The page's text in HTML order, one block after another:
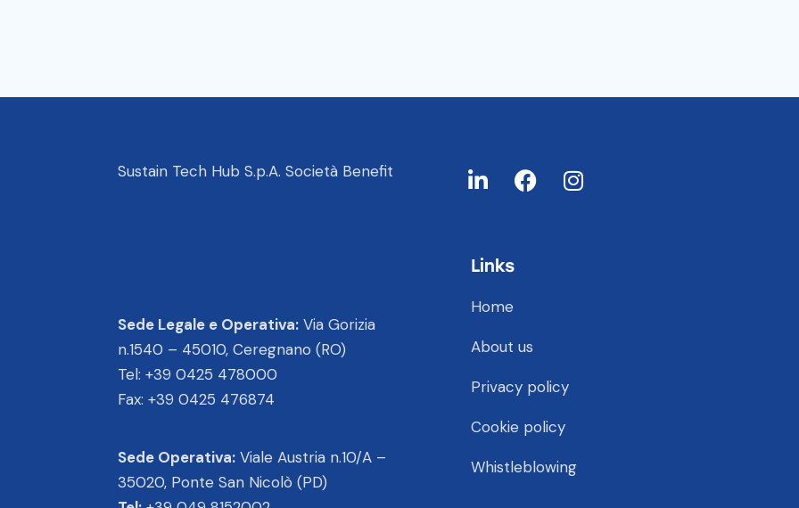
Sustain Tech Hub S.p.A. Società Benefit
Sede Legale e Operativa: Via Gorizia
n.1540 – 45010, Ceregnano (RO)
Tel: +39 0425 478000
Fax: +39 0425 476874
Sede Operativa: Viale Austria n.10/A –
35020, Ponte San Nicolò (PD)
Links
Home
About us
Privacy policy
Cookie policy
Whistleblowing